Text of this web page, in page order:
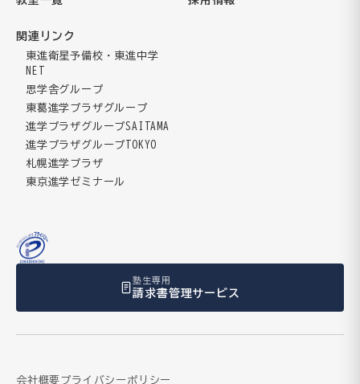
関連リンク
東進衛星予備校・東進中学
NET
思学舎グループ
東葛進学プラザグループ
進学プラザグループSAITAMA
進学プラザグループTOKYO
札幌進学プラザ
東京進学ゼミナール
塾生専用
請求書管理サービス
会社概要プライバシーポリシー